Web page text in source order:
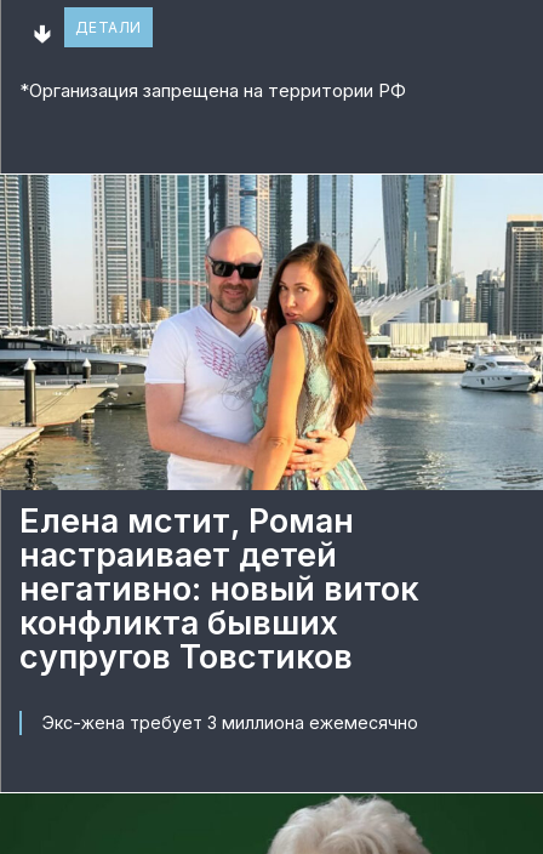
🢃 ДЕТАЛИ
*Организация запрещена на территории РФ
Елена мстит, Роман
настраивает детей
негативно: новый виток
конфликта бывших
супругов Товстиков
Экс-жена требует 3 миллиона ежемесячно